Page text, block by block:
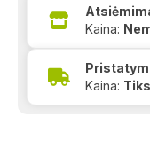
Kaina:
Kaina: